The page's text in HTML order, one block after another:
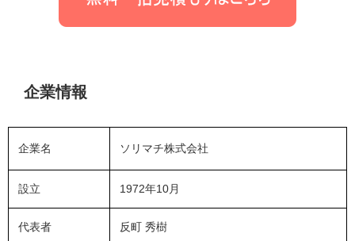
企業情報
企業名 ソリマチ株式会社
設立 1972年10月
代表者 反町 秀樹